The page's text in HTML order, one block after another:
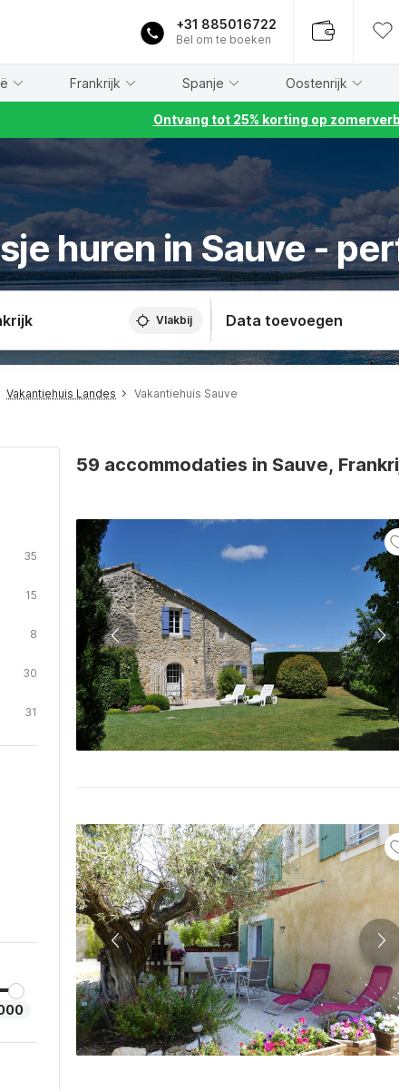
+31 885016722
Bel om te boeken
Frankrijk Spanje Oostenrijk
Ontvang tot 25% korting op
huren in Sauve -
Vlakbij Data toevoegen
Vakantiehuis Landes Vakantiehuis Sauve
35
15
8
30
31
59 accommodaties in Sauve,